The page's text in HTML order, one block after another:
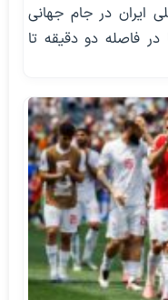
ایران در جام جهانی
در فاصله دو دقیقه تا